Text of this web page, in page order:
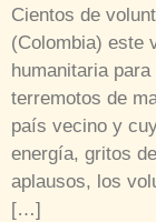
Cientos de
(Colombia) este
humanitaria
terremotos de
país vecino y
energía, gritos
aplausos, los
[…]